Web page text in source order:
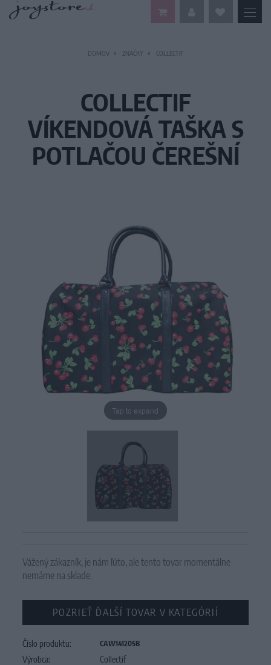
DOMOV ZNAČKY COLLECTIF
COLLECTIF
VÍKENDOVÁ TAŠKA S
POTLAČOU ČEREŠNÍ
Tap to expand
Vážený zákazník, je nám ľúto, ale tento tovar momentálne
nemáme na sklade.
POZRIEŤ ĎALŠÍ TOVAR V KATEGÓRIÍ
Číslo produktu: CAW141205B
Výrobca:
Collectif